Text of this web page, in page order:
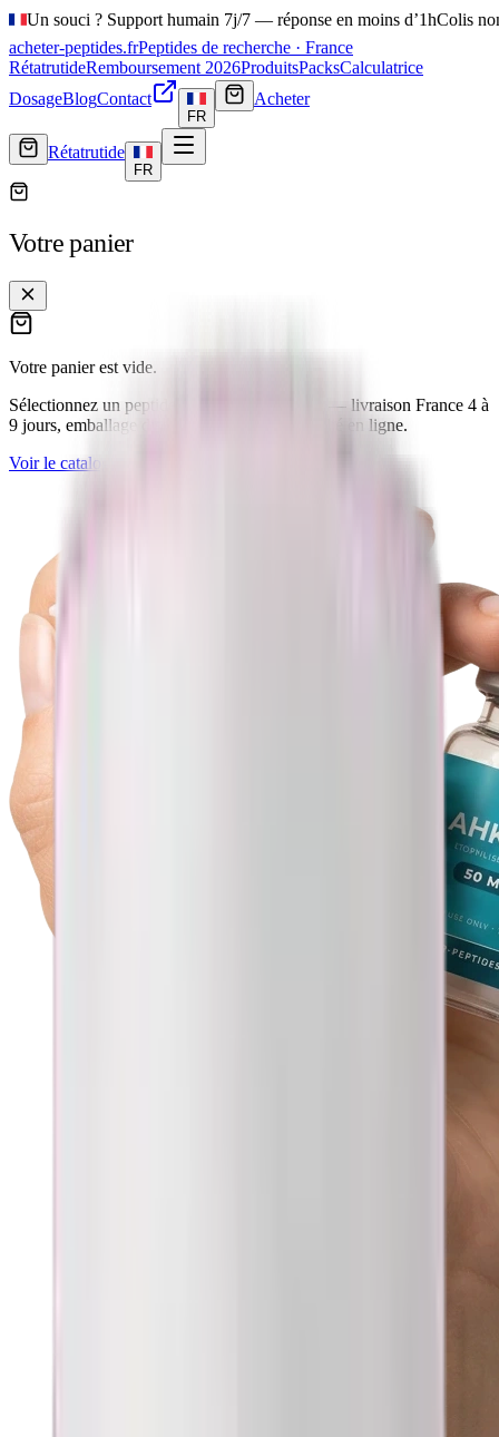
Un souci ? Support humain 7j/7 — réponse en moins d’1hColis
acheter-peptides.frPeptides de recherche · France
RétatrutideRemboursement 2026ProduitsPacksCalculatrice
DosageBlogContact
FR
Acheter
Rétatrutide
FR
Votre panier
Votre panier est vide.
Sélectionnez un peptide dans notre catalogue — livraison France 4 à
9 jours, emballage discret, CoA Janoshik publié en ligne.
Voir le catalogue